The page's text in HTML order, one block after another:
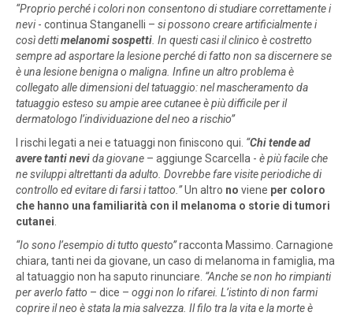
“Proprio perché i colori non consentono di studiare correttamente i
nevi- continua Stanganelli – si possono creare artificialmente i
così dettimelanomi sospetti . In questi casi il clinico è costretto
sempre ad asportare la lesione perché di fatto non sa discernere se
è una lesione benigna o maligna. Infine un altro problema è
collegato alle dimensioni del tatuaggio: nel mascheramento da
tatuaggio esteso su ampie aree cutanee è più difficile per il
dermatologo l’individuazione del neo a rischio”
I rischi legati a nei e tatuaggi non finiscono qui. “Chi tende ad
avere tanti nevida giovane – aggiunge Scarcella - è più facile che
ne sviluppi altrettanti da adulto. Dovrebbe fare visite periodiche di
controllo ed evitare di farsi i tattoo.”Un altro no viene per coloro
che hanno una familiarità con il melanoma o storie di tumori
cutanei
“Io sono l’esempio di tutto questo”racconta Massimo. Carnagione
chiara, tanti nei da giovane, un caso di melanoma in famiglia, ma
al tatuaggio non ha saputo rinunciare. “Anche se non ho rimpianti
per averlo fatto – dice – oggi non lo rifarei. L’istinto di non farmi
coprire il neo è stata la mia salvezza. Il filo tra la vita e la morte è